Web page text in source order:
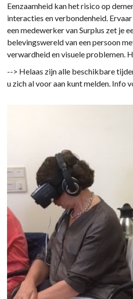
Eenzaamheid kan het risico op
interacties en verbondenheid.
een medewerker van Surplus zet je
belevingswereld van een persoon
verwardheid en visuele problemen.
--> Helaas zijn alle beschikbare
u zich al voor aan kunt melden. Info